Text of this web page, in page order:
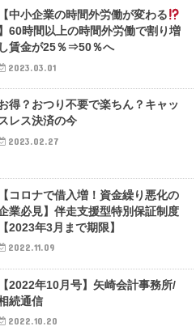
【中小企業の時間外労働が変わる
】60時間以上の時間外労働で割り増
し賃金が25％⇒50％へ
2023.03.01
得？おつり不要で楽ちん？キャッ
レス決済の今
2023.02.27
【コロナで借入増！資金繰り悪化の
業必見】伴走支援型特別保証制度
【2023年3月まで期限】
2022.11.09
【2022年10月号】矢崎会計事務所/
続通信
2022.10.20